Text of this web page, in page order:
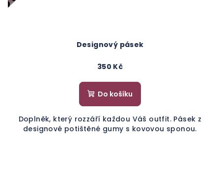
Designový pásek
350 Kč
Do košíku
Doplněk, který rozzáří každou Váš outfit. Pásek z
designové potištěné gumy s kovovou sponou.